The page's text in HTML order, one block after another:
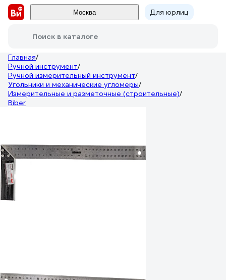
Москва Для юрлиц
Поиск в каталоге
Главная/
Ручной инструмент/
Ручной измерительный инструмент/
Угольники и механические угломеры/
Измерительные и разметочные (строительные)/
Biber